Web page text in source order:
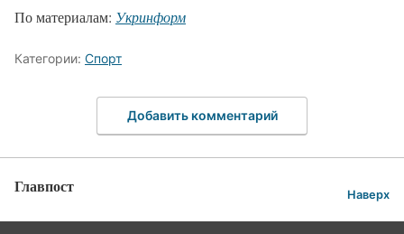
По материалам: Укринформ
Категории: Спорт
Добавить комментарий
Главпост Наверх